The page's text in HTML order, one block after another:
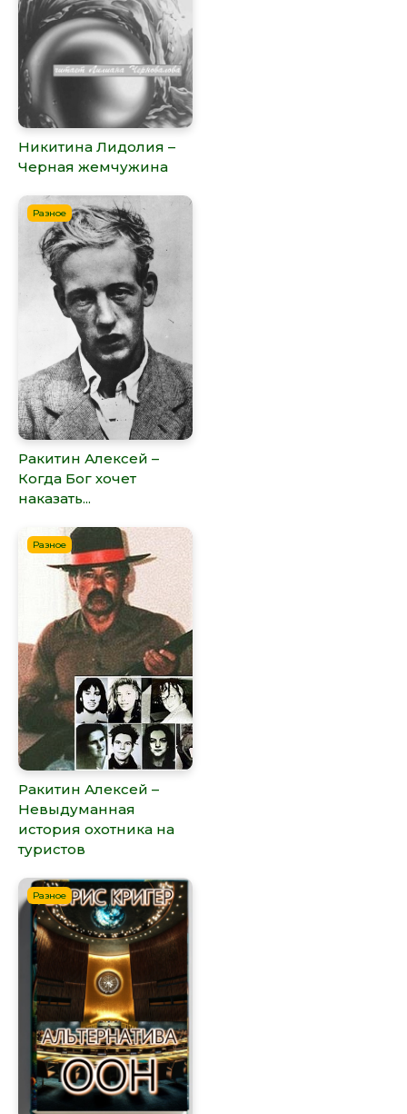
Никитина Лидолия –
Черная жемчужина
Разное
Ракитин Алексей –
Когда Бог хочет
наказать...
Разное
Ракитин Алексей –
Невыдуманная
история охотника на
туристов
Разное